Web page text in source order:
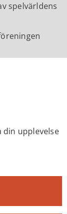
spelvärldens
din upplevelse